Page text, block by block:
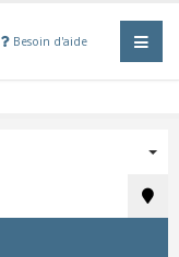
Besoin d'aide